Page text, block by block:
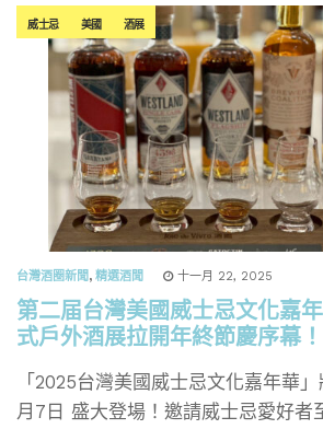
威士忌 美國 酒展
台灣酒圈新聞, 精選酒聞 十一月 22, 2025
第二届台灣美國威士忌文化嘉
式戶外酒展拉開年終節慶序幕！
「2025台灣美國威士忌文化嘉年華
月7日 盛大登場！邀請威士忌愛好者